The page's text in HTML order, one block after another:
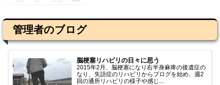
管理者のブログ
脳梗塞リハビリの日々に思う
2015年2月、脳梗塞になり右半身麻痺の後遺症の
なり、失語症のリハビリからブログを始め、週2
回の通所リハビリの様子や感じ...